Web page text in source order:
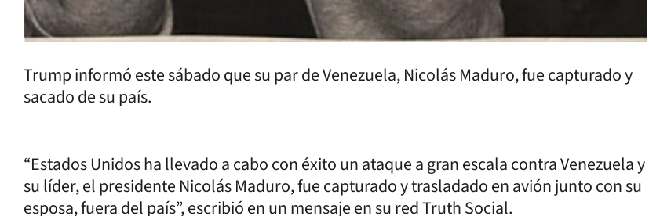
Trump informó este sábado que su par de Venezuela, Nicolás Maduro, fue capturado y
sacado de su país.
“Estados Unidos ha llevado a cabo con éxito un ataque a gran escala contra Venezuela y
su líder, el presidente Nicolás Maduro, fue capturado y trasladado en avión junto con su
esposa, fuera del país”, escribió en un mensaje en su red Truth Social.